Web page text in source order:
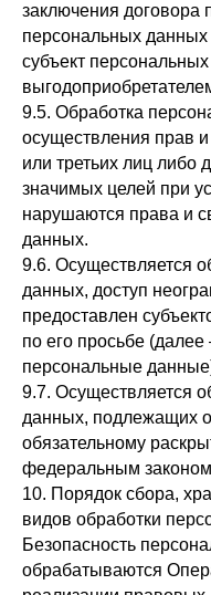
заключения договора
персональных данных
субъект
9.5. Обработка
осуществления прав
или третьих лиц либо
значимых целей при
нарушаются права и
данных.
9.6. Осуществляется
данных, доступ
предоставлен
по его просьбе
персональные
9.7. Осуществляется
данных, подлежащих
обязательному
федеральным
10. Порядок сбора,
видов обработки
Безопасность
обрабатываются
8 495 223-
Закажите
Принимаем к
Политика